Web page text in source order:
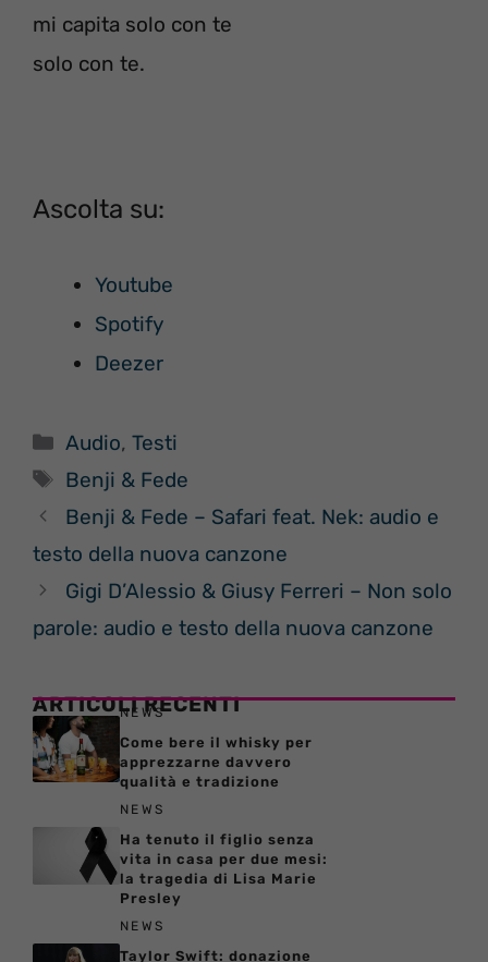
mi capita solo con te
solo con te.
Ascolta su:
Youtube
Spotify
Deezer
Categorie
Audio,Testi
Tag
Benji & Fede
Benji & Fede – Safari feat. Nek: audio e
testo della nuova canzone
Gigi D’Alessio & Giusy Ferreri – Non solo
parole: audio e testo della nuova canzone
ARTICOLI RECENTI
NEWS
Come bere il whisky per
apprezzarne davvero
qualità e tradizione
NEWS
Ha tenuto il figlio senza
vita in casa per due mesi:
la tragedia di Lisa Marie
Presley
NEWS
Taylor Swift: donazione